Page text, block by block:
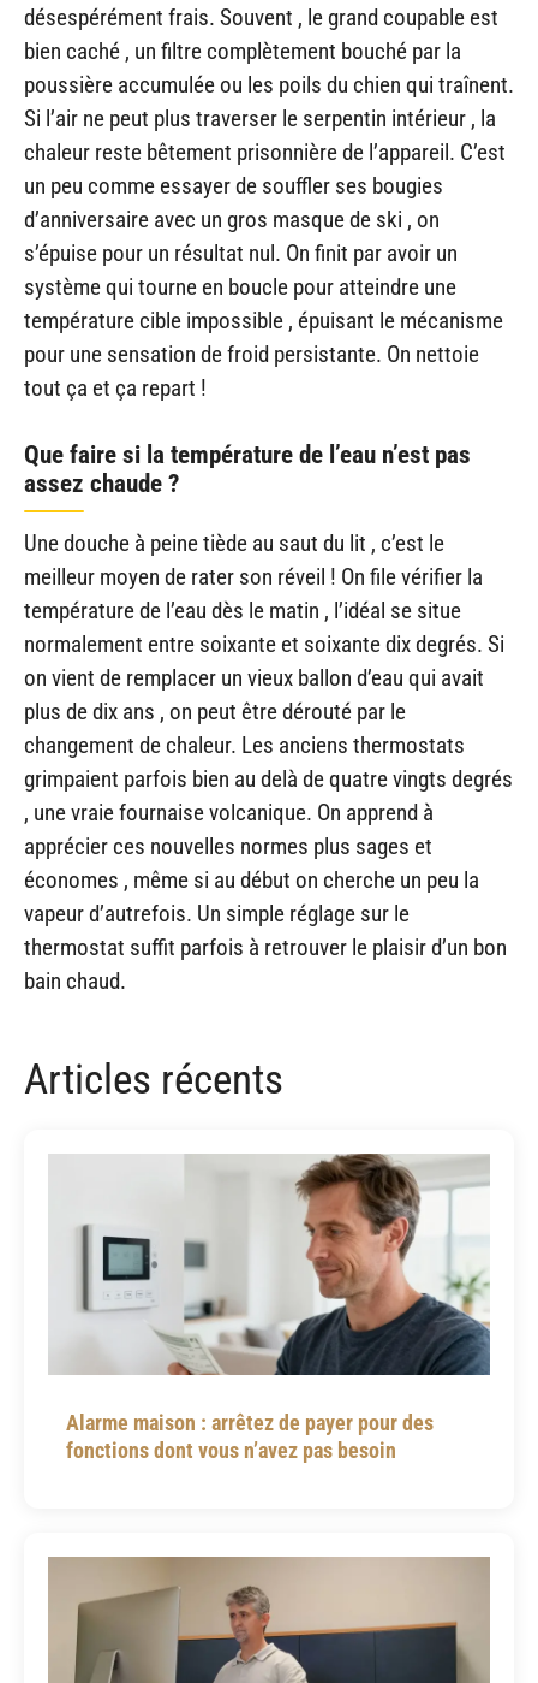
désespérément frais. Souvent , le grand coupable est
bien caché , un filtre complètement bouché par la
poussière accumulée ou les poils du chien qui traînent.
Si l’air ne peut plus traverser le serpentin intérieur , la
chaleur reste bêtement prisonnière de l’appareil. C’est
un peu comme essayer de souffler ses bougies
d’anniversaire avec un gros masque de ski , on
s’épuise pour un résultat nul. On finit par avoir un
système qui tourne en boucle pour atteindre une
température cible impossible , épuisant le mécanisme
pour une sensation de froid persistante. On nettoie
tout ça et ça repart !
Que faire si la température de l’eau n’est pas
assez chaude ?
Une douche à peine tiède au saut du lit , c’est le
meilleur moyen de rater son réveil ! On file vérifier la
température de l’eau dès le matin , l’idéal se situe
normalement entre soixante et soixante dix degrés. Si
on vient de remplacer un vieux ballon d’eau qui avait
plus de dix ans , on peut être dérouté par le
changement de chaleur. Les anciens thermostats
grimpaient parfois bien au delà de quatre vingts degrés
, une vraie fournaise volcanique. On apprend à
apprécier ces nouvelles normes plus sages et
économes , même si au début on cherche un peu la
vapeur d’autrefois. Un simple réglage sur le
thermostat suffit parfois à retrouver le plaisir d’un bon
bain chaud.
Articles récents
Alarme maison : arrêtez de payer pour des
fonctions dont vous n’avez pas besoin